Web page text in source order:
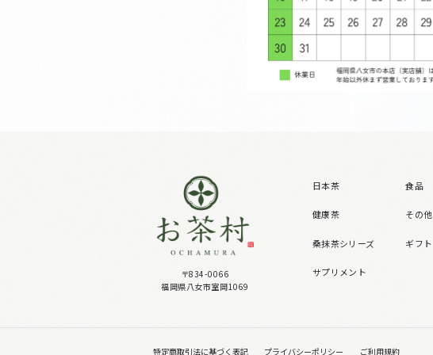
〒834-0066
福岡県八女市室岡1069
日本茶
健康茶
桑抹茶シリーズ
サプリメント
食品
その他
ギフト
特定商取引法に基づく表記 プライバシーポリシー ご利用規約